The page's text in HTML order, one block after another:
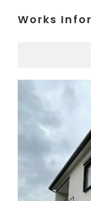
Works